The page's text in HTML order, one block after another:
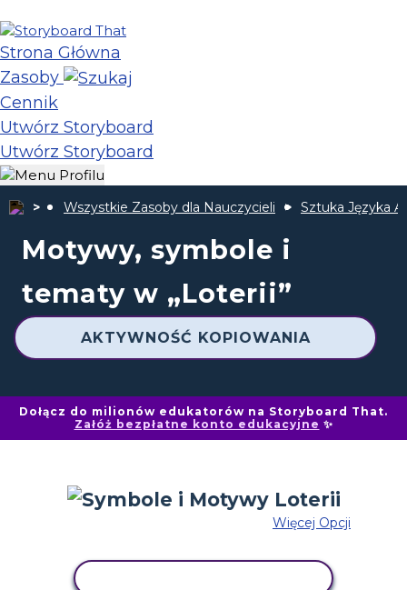
Strona Główna
Zasoby
Cennik
Utwórz Storyboard
Utwórz Storyboard
Wszystkie Zasoby dla Nauczycieli Sztuka Języka
Motywy, symbole i
tematy w „Loterii”
AKTYWNOŚĆ KOPIOWANIA
Dołącz do milionów edukatorów na Storyboard That.
Załóż bezpłatne konto edukacyjne ✨
Więcej Opcji